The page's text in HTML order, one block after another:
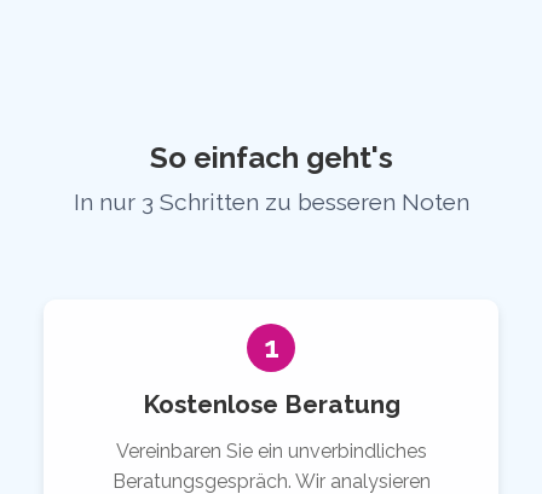
So einfach geht's
In nur 3 Schritten zu besseren Noten
1
Kostenlose Beratung
Vereinbaren Sie ein unverbindliches
Beratungsgespräch. Wir analysieren